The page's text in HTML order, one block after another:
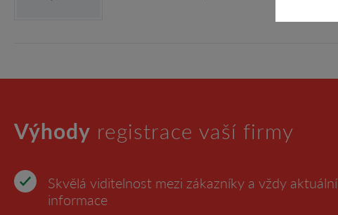
Výhody registrace vaší firmy
Skvělá viditelnost mezi zákazníky a vždy aktuální
informace